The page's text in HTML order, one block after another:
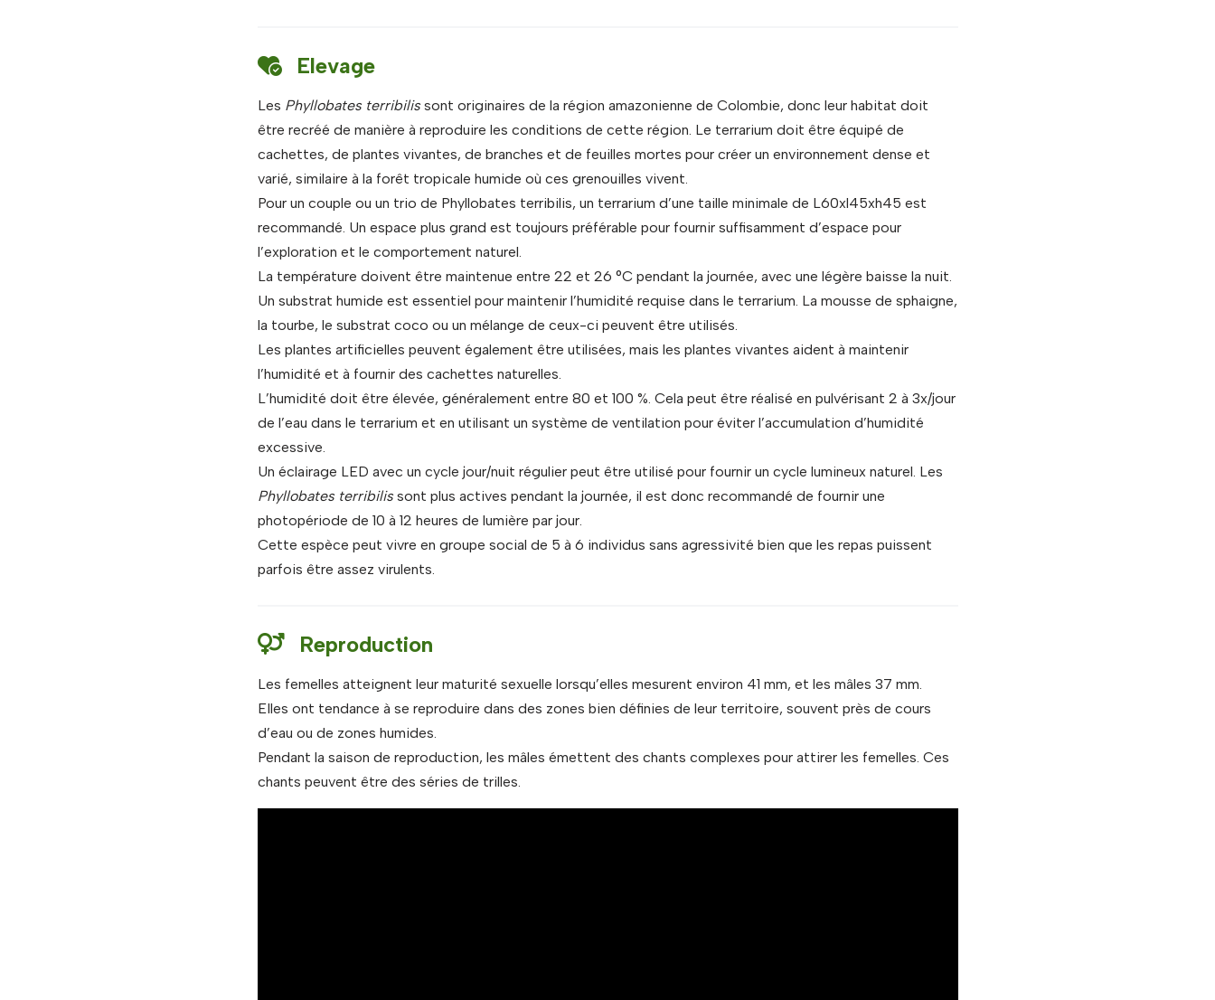
Elevage
Les Phyllobates terribilissont originaires de la région amazonienne de Colombie, donc leur habitat doit
être recréé de manière à reproduire les conditions de cette région. Le terrarium doit être équipé de
cachettes, de plantes vivantes, de branches et de feuilles mortes pour créer un environnement dense et
varié, similaire à la forêt tropicale humide où ces grenouilles vivent.
Pour un couple ou un trio de Phyllobates terribilis, un terrarium d’une taille minimale de L60xl45xh45 est
recommandé. Un espace plus grand est toujours préférable pour fournir suffisamment d’espace pour
l’exploration et le comportement naturel.
La température doivent être maintenue entre 22 et 26 °C pendant la journée, avec une légère baisse la nuit.
Un substrat humide est essentiel pour maintenir l’humidité requise dans le terrarium. La mousse de sphaigne,
la tourbe, le substrat coco ou un mélange de ceux-ci peuvent être utilisés.
Les plantes artificielles peuvent également être utilisées, mais les plantes vivantes aident à maintenir
l’humidité et à fournir des cachettes naturelles.
L’humidité doit être élevée, généralement entre 80 et 100 %. Cela peut être réalisé en pulvérisant 2 à 3x/jour
de l’eau dans le terrarium et en utilisant un système de ventilation pour éviter l’accumulation d’humidité
excessive.
Un éclairage LED avec un cycle jour/nuit régulier peut être utilisé pour fournir un cycle lumineux naturel. Les
Phyllobates terribilissont plus actives pendant la journée, il est donc recommandé de fournir une
photopériode de 10 à 12 heures de lumière par jour.
Cette espèce peut vivre en groupe social de 5 à 6 individus sans agressivité bien que les repas puissent
parfois être assez virulents.
Reproduction
Les femelles atteignent leur maturité sexuelle lorsqu’elles mesurent environ 41 mm, et les mâles 37 mm.
EIles ont tendance à se reproduire dans des zones bien définies de leur territoire, souvent près de cours
d’eau ou de zones humides.
Pendant la saison de reproduction, les mâles émettent des chants complexes pour attirer les femelles. Ces
chants peuvent être des séries de trilles.